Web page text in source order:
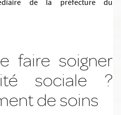
de la préfecture du
faire soigner
sociale ?
de soins